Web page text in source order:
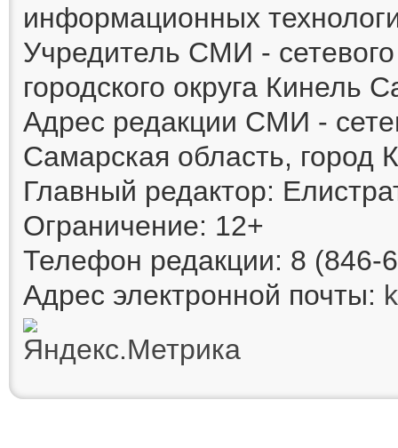
информационных
Учредитель СМИ -
городского округа Кинель
Адрес редакции СМИ -
Самарская область, город
Главный редактор:
Ограничение: 12+
Телефон редакции: 8 (846-
Адрес электронной почты: